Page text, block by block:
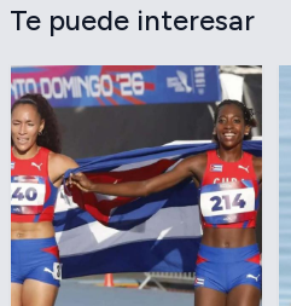
Te puede interesar